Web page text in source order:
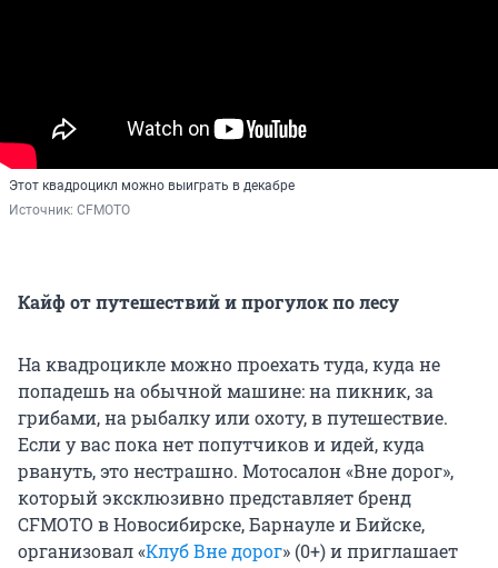
Этот квадроцикл можно выиграть в декабре
Источник: CFMOTO
Кайф от путешествий и прогулок по лесу
На квадроцикле можно проехать туда, куда не
попадешь на обычной машине: на пикник, за
грибами, на рыбалку или охоту, в путешествие.
Если у вас пока нет попутчиков и идей, куда
рвануть, это нестрашно. Мотосалон «Вне дорог»,
который эксклюзивно представляет бренд
CFMOTO в Новосибирске, Барнауле и Бийске,
организовал «Клуб Вне дорог» (0+) и приглашает